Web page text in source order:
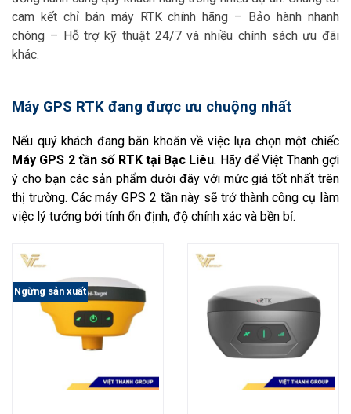
cam kết chỉ bán máy RTK chính hãng – Bảo hành nhanh
chóng – Hỗ trợ kỹ thuật 24/7 và nhiều chính sách ưu đãi
khác.
Máy GPS RTK đang được ưu chuộng nhất
Nếu quý khách đang băn khoăn về việc lựa chọn một chiếc
Máy GPS 2 tần số RTK tại Bạc Liêu. Hãy để Việt Thanhgợi
ý cho bạn các sản phẩm dưới đây với mức giá tốt nhất trên
thị trường. Các máy GPS 2 tần này sẽ trở thành công cụ làm
việc lý tưởng bởi tính ổn định, độ chính xác và bền bỉ.
Ngừng sản xuất